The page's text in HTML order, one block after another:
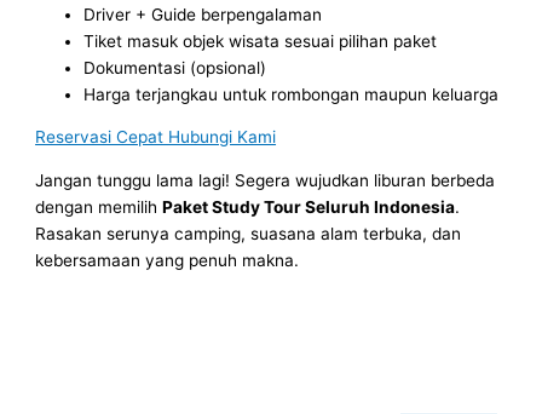
Driver + Guide berpengalaman
Tiket masuk objek wisata sesuai pilihan paket
Dokumentasi (opsional)
Harga terjangkau untuk rombongan maupun keluarga
Reservasi Cepat Hubungi Kami
Jangan tunggu lama lagi! Segera wujudkan liburan berbeda
dengan memilihPaket Study Tour Seluruh Indonesia.
Rasakan serunya camping, suasana alam terbuka, dan
kebersamaan yang penuh makna.